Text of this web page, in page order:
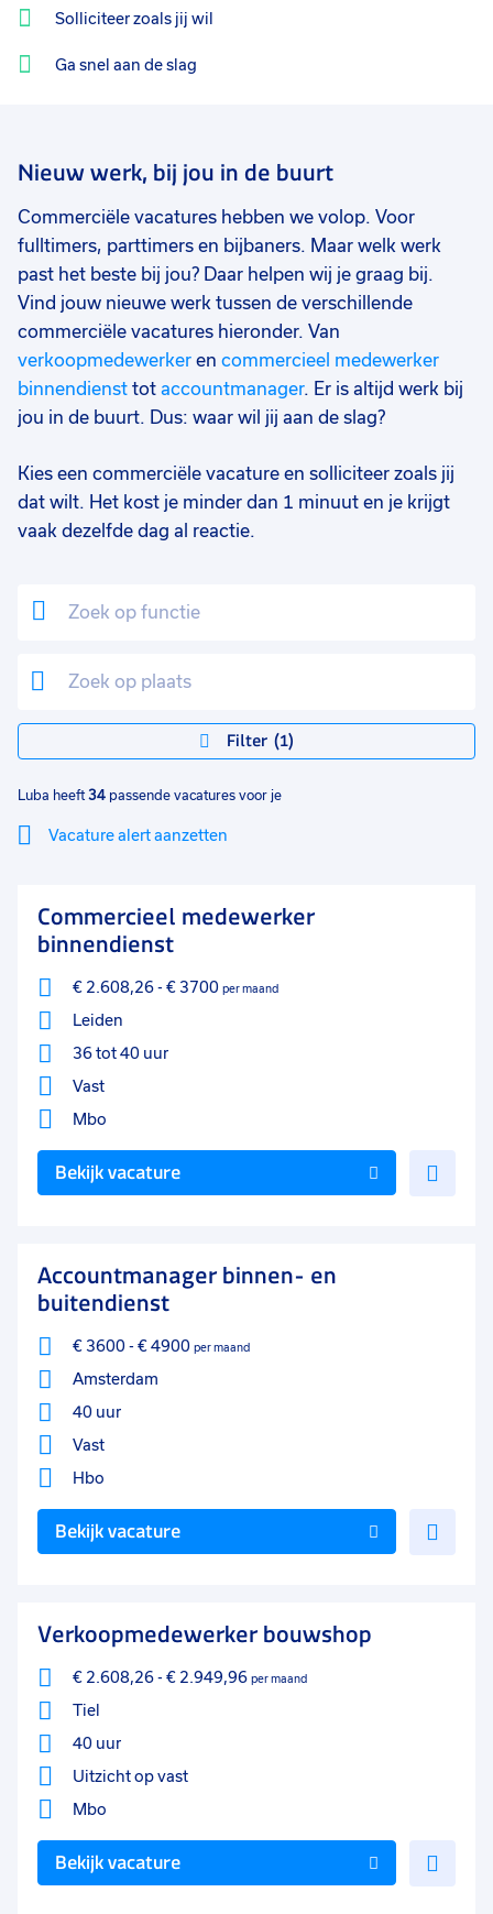
Solliciteer zoals jij wil
Ga snel aan de slag
Nieuw werk, bij jou in de buurt
Commerciële vacatures hebben we volop. Voor
fulltimers, parttimers en bijbaners. Maar welk werk
past het beste bij jou? Daar helpen wij je graag bij.
Vind jouw nieuwe werk tussen de verschillende
commerciële vacatures hieronder. Van
verkoopmedewerker en commercieel medewerker
binnendienst tot accountmanager. Er is altijd werk bij
jou in de buurt. Dus: waar wil jij aan de slag?
Kies een commerciële vacature en solliciteer zoals jij
dat wilt. Het kost je minder dan 1 minuut en je krijgt
vaak dezelfde dag al reactie.
Filter 1
Luba heeft 34 passende vacatures voor je
Vacature alert aanzetten
Sluiten
Commercieel medewerker
binnendienst
€ 2.608,26- € 3700 per maand
Leiden
36 tot 40 uur
Vast
Mbo
Bekijk vacature
Accountmanager binnen- en
buitendienst
€ 3600- € 4900 per maand
Amsterdam
40 uur
Vast
Hbo
Bekijk vacature
Verkoopmedewerker bouwshop
€ 2.608,26- € 2.949,96 per maand
Tiel
40 uur
Uitzicht op vast
Mbo
Bekijk vacature